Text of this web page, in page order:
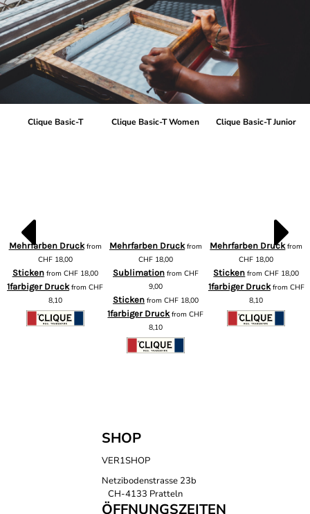
Clique Basic-T
Mehrfarben Druckfrom
CHF18,00
Stickenfrom CHF18,00
1farbiger DruckfromCHF
8,10
Clique Basic-T Women
Mehrfarben Druckfrom
CHF18,00
Sublimationfrom CHF
9,00
Stickenfrom CHF18,00
1farbiger DruckfromCHF
8,10
Clique Basic-T Junior
Mehrfarben Druckfrom
CHF 18,00
Sticken fromCHF 18,00
1farbiger Druckfrom CHF
8,10
SHOP
VER1SHOP
Netzibodenstrasse 23b
CH-4133 Pratteln
ÖFFNUNGSZEITEN